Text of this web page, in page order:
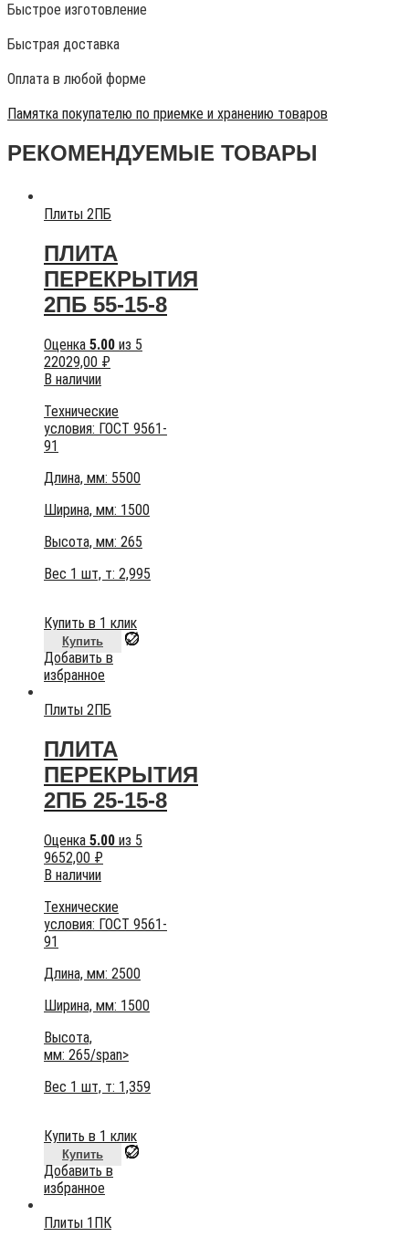
Быстрое изготовление
Быстрая доставка
Оплата в любой форме
Памятка покупателю по приемке и хранению товаров
РЕКОМЕНДУЕМЫЕ ТОВАРЫ
Плиты 2ПБ
ПЛИТА
ПЕРЕКРЫТИЯ
2ПБ 55-15-8
Оценка 5.00 из 5
22029,00 ₽
В наличии
Технические
условия: ГОСТ 9561-
91
Длина, мм: 5500
Ширина, мм: 1500
Высота, мм: 265
Вес 1 шт, т: 2,995
Купить в 1 клик
Купить
Добавить в
избранное
Плиты 2ПБ
ПЛИТА
ПЕРЕКРЫТИЯ
2ПБ 25-15-8
Оценка 5.00 из 5
9652,00 ₽
В наличии
Технические
условия: ГОСТ 9561-
91
Длина, мм: 2500
Ширина, мм: 1500
Высота,
мм: 265/span>
Вес 1 шт, т: 1,359
Купить в 1 клик
Купить
Добавить в
избранное
Плиты 1ПК